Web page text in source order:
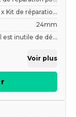
x Kit de réparatio...
24mm
est inutile de dé...
Voir plus